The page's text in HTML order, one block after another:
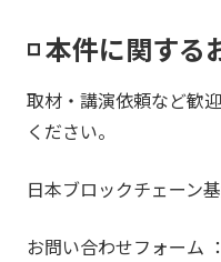
◽️ 本件に関す
取材・講演依頼など歓
ください。
日本ブロックチェーン
お問い合わせフォーム ：